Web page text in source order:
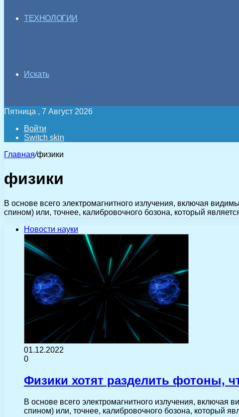
ТЕХНОЛОГИИ
Искать
Пятница , 7 Август 2026
Войти
Switch skin
Главная/физики
физики
В основе всего электромагнитного излучения, включая
спином) или, точнее, калибровочного бозона, который
Новости науки
01.12.2022
0
Физики хотят разделить фотоны,
В основе всего электромагнитного излучения,
спином) или, точнее, калибровочного бозона, который